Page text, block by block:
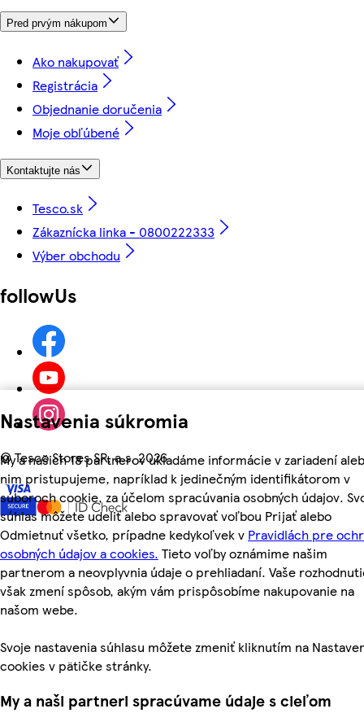
Nastavenia súkromia
My a našich 18 partnerov ukladáme informácie v zariadení
nim pristupujeme, napríklad k jedinečným identifikátorom v
súboroch cookie, za účelom spracúvania osobných údajov.
súhlas môžete udeliť alebo spravovať voľbou Prijať alebo
Odmietnuť všetko, prípadne kedykoľvek v Pravidlách pre
osobných údajov a cookies. Tieto voľby oznámime našim
partnerom a neovplyvnia údaje o prehliadaní. Vaše
však zmení spôsob, akým vám prispôsobíme nakupovanie na
našom webe.
Svoje nastavenia súhlasu môžete zmeniť kliknutím na
cookies v pätičke stránky.
My a naši partneri spracúvame údaje s cieľom
Pred prvým nákupom
Ako nakupovať
Registrácia
Objednanie doručenia
Moje obľúbené
Kontaktujte nás
Tesco.sk
Zákaznícka linka - 0800222333
Výber obchodu
followUs
©Tesco Stores SR, a.s. 2026